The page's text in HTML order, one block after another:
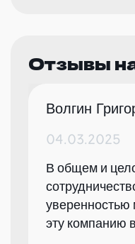
Отзывы
Волгин
04.03.2025
В общем и
уверенностью
эту компанию